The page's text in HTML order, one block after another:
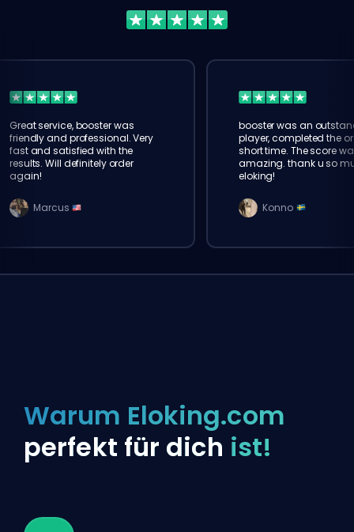
Great service, booster was
friendly and professional. Very
fast and satisfied with the
results. Will definitely order
again!
Marcus
booster was an
player, completed the
short time. The score
amazing. thank u so
eloking!
Konno
Warum Eloking.com
perfekt für dich ist!